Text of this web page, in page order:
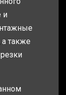
и
также